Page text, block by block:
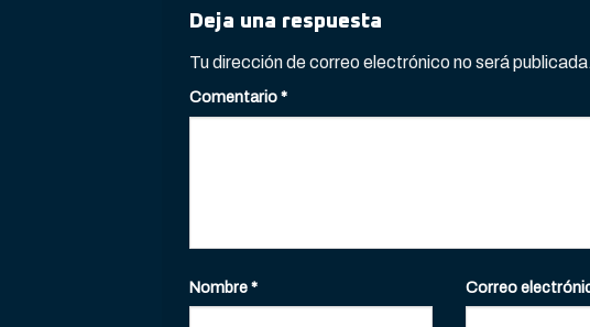
Deja una respuesta
Tu dirección de correo electrónico no será
Comentario*
Nombre* Correo